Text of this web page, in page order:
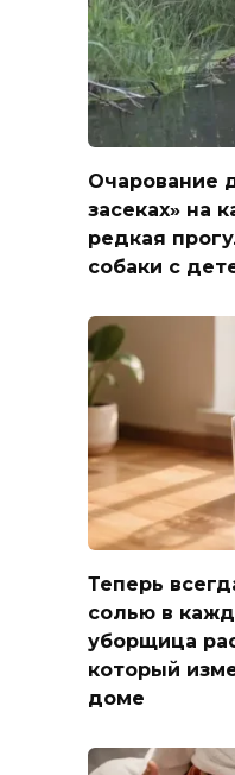
Очарование
засеках» на
редкая
собаки с
Теперь
солью в
уборщица
который
доме